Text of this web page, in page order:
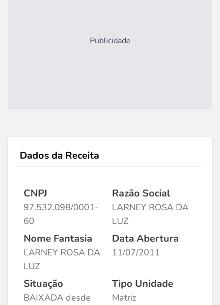
Publicidade
Dados da Receita
CNPJ
97.532.098/0001-
60
Razão Social
LARNEY ROSA DA
LUZ
Nome Fantasia
LARNEY ROSA DA
LUZ
Data Abertura
11/07/2011
Situação
BAIXADA desde
Tipo Unidade
Matriz